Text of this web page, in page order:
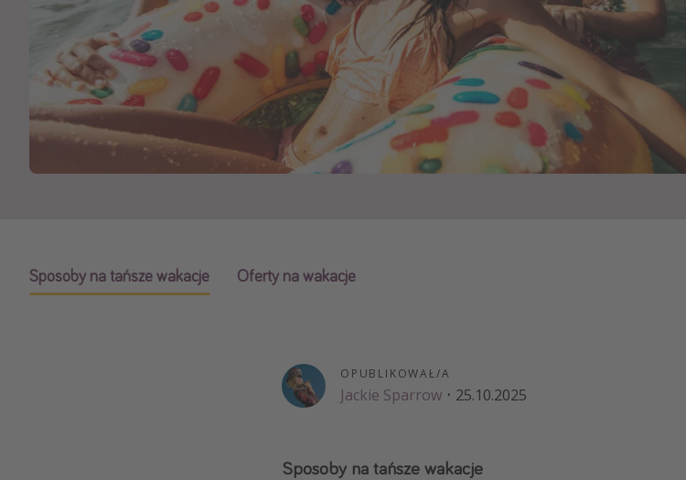
Wszystkie
Sposoby na tańsze wakacje Oferty na wakacje
OPUBLIKOWAŁ/A
Jackie Sparrow · 25.10.2025
Sposoby na tańsze wakacje